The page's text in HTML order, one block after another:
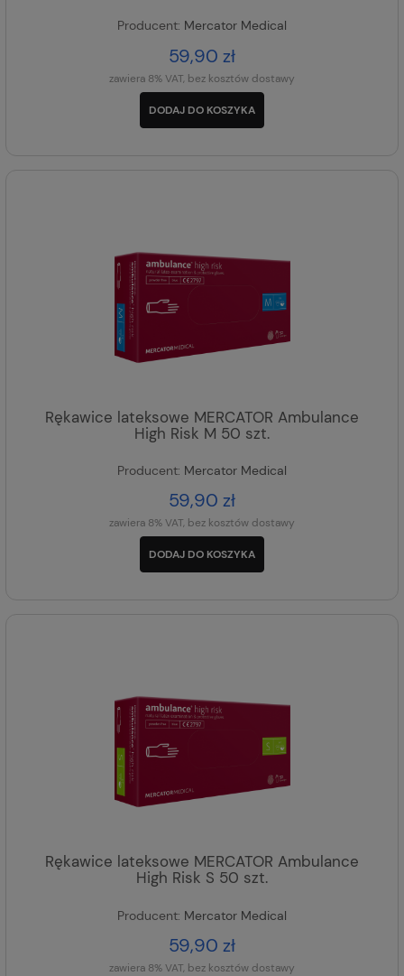
Producent: Mercator Medical
59,90 zł
zawiera 8% VAT, bez kosztów dostawy
DODAJ DO KOSZYKA
Rękawice lateksowe MERCATOR Ambulance
High Risk M 50 szt.
Producent: Mercator Medical
59,90 zł
zawiera 8% VAT, bez kosztów dostawy
DODAJ DO KOSZYKA
Rękawice lateksowe MERCATOR Ambulance
High Risk S 50 szt.
Producent: Mercator Medical
59,90 zł
zawiera 8% VAT, bez kosztów dostawy